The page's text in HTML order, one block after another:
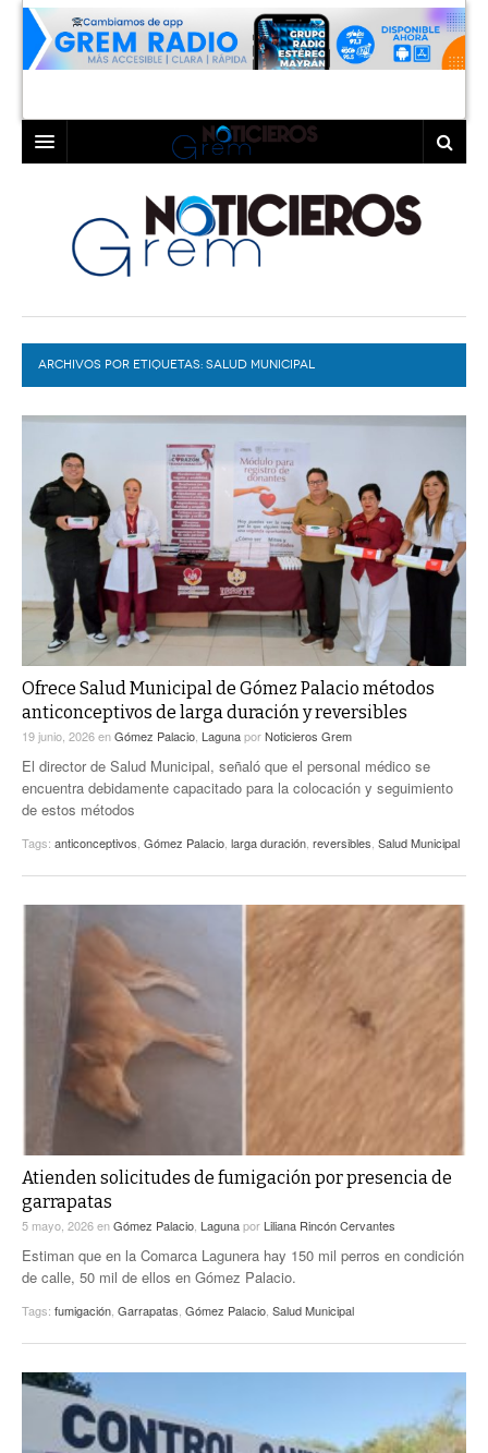
LAGUNA
TORREÓN
GÓMEZ PALACIO
LERDO
COAHUILA
DURANGO
DEPORTES
EXA
EL EXACTO
EXA INFORMA
GLOBO
CONTEXTOS
TRAYECTO LAGUNA
A MEDIA MAÑANA
A TODA LEY
ENTRE LAGUNEROS
DIÁLOGOS CON LA HISTORIA
TWEETS AND BEATS
LA MEJOR 97.1 ESTÉREO GALLITO
ACTUALIDADES GREM
PULSO
LA MEJOR INFORMACIÓN
COLABORADORES
PC29
ACTUALIDADES GREM
ARCHIVOS POR ETIQUETAS: SALUD MUNICIPAL
Ofrece Salud Municipal de Gómez Palacio métodos
anticonceptivos de larga duración y reversibles
19 junio, 2026enGómez Palacio LagunaporNoticieros Grem
El director de Salud Municipal, señaló que el personal médico se
encuentra debidamente capacitado para la colocación y seguimiento
de estos métodos
Tags: anticonceptivos Gómez Palacio larga duración reversibles Salud Municipal
Atienden solicitudes de fumigación por presencia de
garrapatas
5 mayo, 2026enGómez Palacio Lagunapor Liliana Rincón Cervantes
Estiman que en la Comarca Lagunera hay 150 mil perros en condición
de calle, 50 mil de ellos en Gómez Palacio.
Tags: fumigación Garrapatas Gómez Palacio Salud Municipal